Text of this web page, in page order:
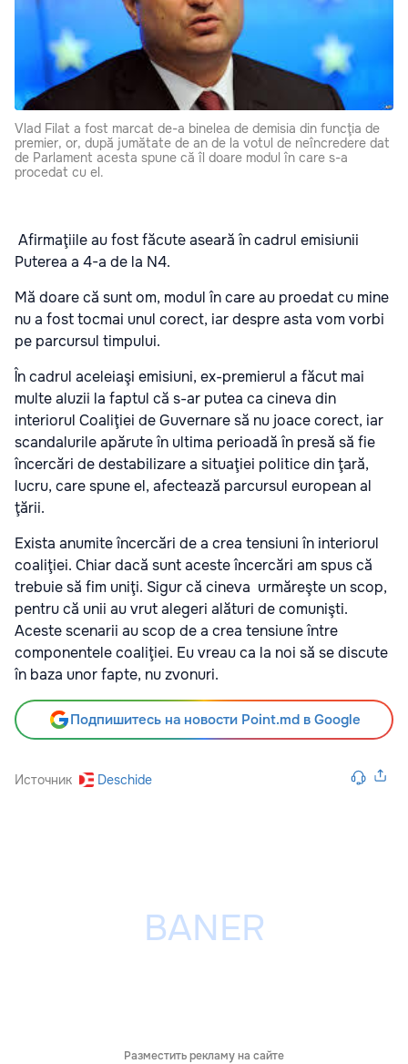
Vlad Filat a fost marcat de-a binelea de demisia din funcţia de
premier, or, după jumătate de an de la votul de neîncredere dat
de Parlament acesta spune că îl doare modul în care s-a
procedat cu el.
Afirmaţiile au fost făcute aseară în cadrul emisiunii
Puterea a 4-a de la N4.
Mă doare că sunt om, modul în care au proedat cu mine
nu a fost tocmai unul corect, iar despre asta vom vorbi
pe parcursul timpului.
În cadrul aceleiaşi emisiuni, ex-premierul a făcut mai
multe aluzii la faptul că s-ar putea ca cineva din
interiorul Coaliţiei de Guvernare să nu joace corect, iar
scandalurile apărute în ultima perioadă în presă să fie
încercări de destabilizare a situaţiei politice din ţară,
lucru, care spune el, afectează parcursul european al
ţării.
Exista anumite încercări de a crea tensiuni în interiorul
coaliţiei. Chiar dacă sunt aceste încercări am spus că
trebuie să fim uniţi. Sigur că cineva urmăreşte un scop,
pentru că unii au vrut alegeri alături de comunişti.
Aceste scenarii au scop de a crea tensiune între
componentele coaliţiei. Eu vreau ca la noi să se discute
în baza unor fapte, nu zvonuri.
Подпишитесь на новости Point.md в Google
Источник Deschide
Разместить рекламу на сайте